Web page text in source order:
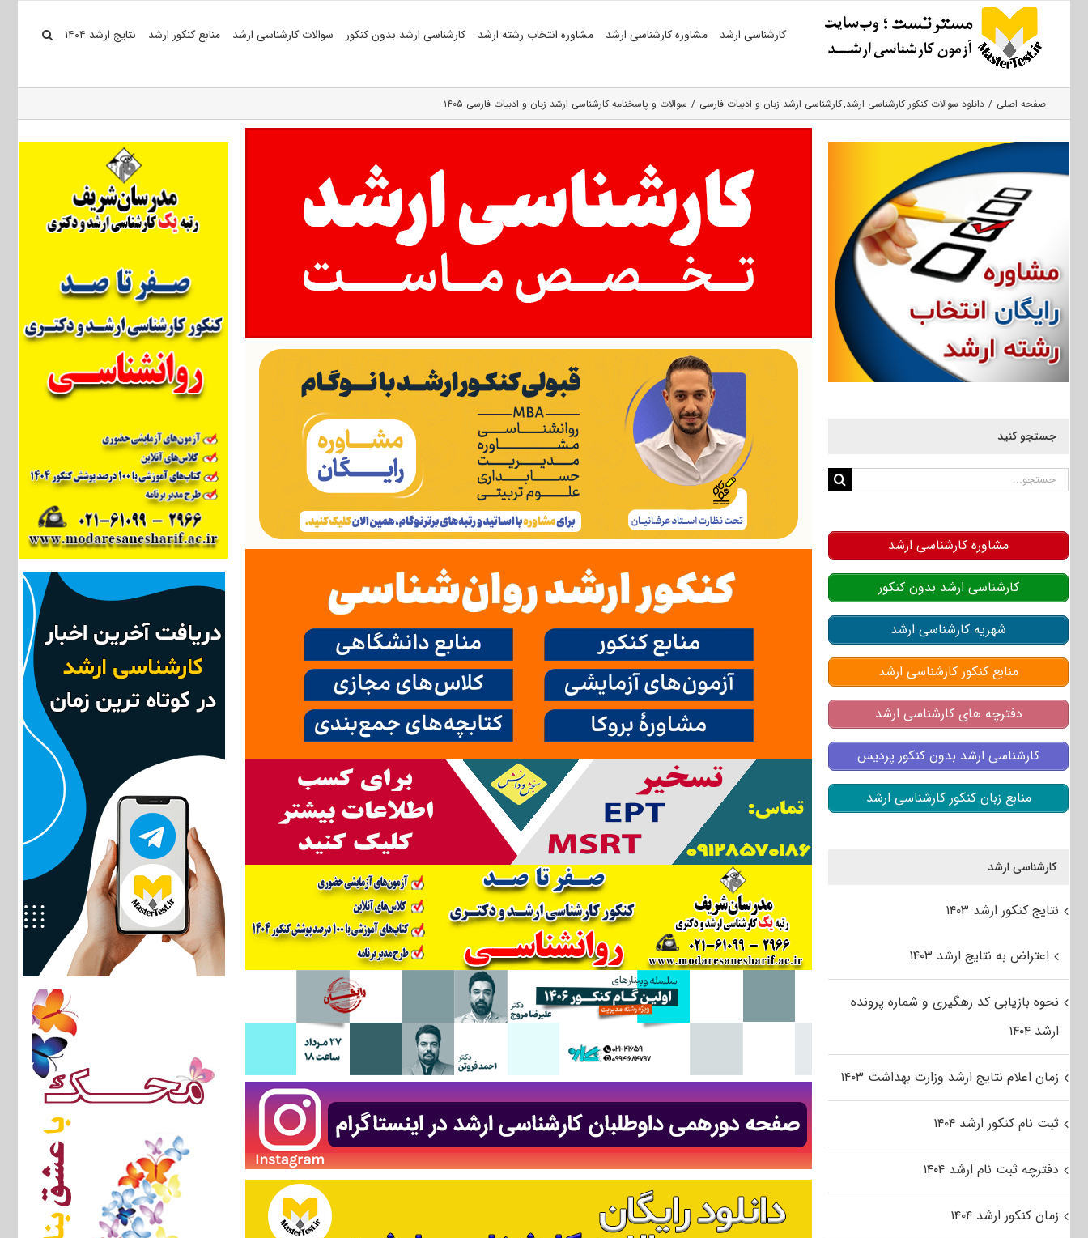
کارشناسی ارشد مشاوره کارشناسی ارشد مشاوره انتخاب رشته ارشد کارشناسی ارشد بدون کنکور سوالات کارشناسی ارشد منابع کنکور ارشد نتایج ارشد ۱۴۰۴
صفحه اصلی دانلود سوالات کنکور کارشناسی ارشد کارشناسی ارشد زبان و ادبیات فارسی سوالات و پاسخنامه کارشناسی ارشد زبان و ادبیات فارسی ۱۴۰۵
جستجو کنید
جستجو
مشاوره کارشناسی ارشد
کارشناسی ارشد بدون کنکور
شهریه کارشناسی ارشد
منابع کنکور کارشناسی ارشد
دفترچه های کارشناسی ارشد
کارشناسی ارشد بدون کنکور پردیس
منابع زبان کنکور کارشناسی ارشد
کارشناسی ارشد
نتایج کنکور ارشد ۱۴۰۳
اعتراض به نتایج ارشد ۱۴۰۳
نحوه بازیابی کد رهگیری و شماره پرونده
ارشد ۱۴۰۴
زمان اعلام نتایج ارشد وزارت بهداشت ۱۴۰۳
ثبت نام کنکور ارشد ۱۴۰۴
دفترچه ثبت نام ارشد ۱۴۰۴
زمان کنکور ارشد ۱۴۰۴